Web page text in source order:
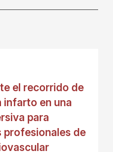
el recorrido de
infarto en una
para
profesionales de